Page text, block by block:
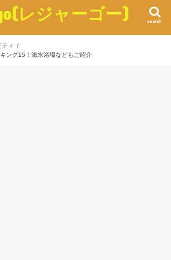
レジャーゴー) search
ティ
ング15！海水浴場などもご紹介